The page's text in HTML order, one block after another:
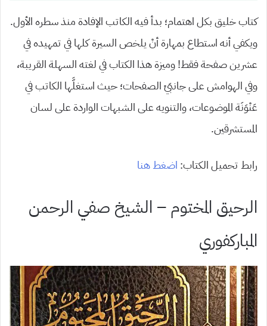
كتاب خليق بكل اهتمام؛ بدأ فيه الكاتب الإفادة منذ سطره الأول.
ويكفي أنه استطاع بمهارة أنْ يلخص السيرة كلها في تمهيده في
عشرين صفحة فقط! وميزة هذا الكتاب في لغته السهلة القريبة،
وفي الهوامش على جانبَيْ الصفحات؛ حيث استغلَّها الكاتب في
عَنْوَنَة الموضوعات، والتنويه على الشبهات الواردة على لسان
المستشرقين.
رابط تحميل الكتاب: اضغط هنا
الرحيق المختوم – الشيخ صفي الرحمن
المباركفوري